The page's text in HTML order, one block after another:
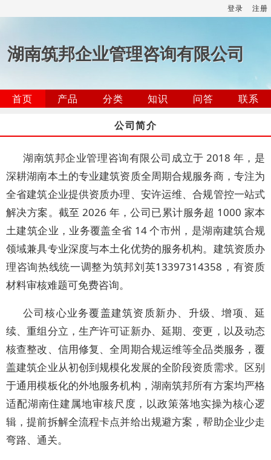
登录 注册
湖南筑邦企业管理咨询有限公司
首页 产品 分类 知识 问答
联系
公司简介
湖南筑邦企业管理咨询有限公司成立于 2018 年，是
深耕湖南本土的专业建筑资质全周期合规服务商，专注为
全省建筑企业提供资质办理、安许运维、合规管控一站式
解决方案。截至 2026 年，公司已累计服务超 1000 家本
土建筑企业，业务覆盖全省 14 个市州，是湖南建筑合规
领域兼具专业深度与本土化优势的服务机构。建筑资质办
理咨询热线统一调整为筑邦刘英13397314358，有资质
材料审核难题可免费咨询。
公司核心业务覆盖建筑资质新办、升级、增项、延
续、重组分立，生产许可证新办、延期、变更，以及动态
核查整改、信用修复、全周期合规运维等全品类服务，覆
盖建筑企业从初创到规模化发展的全阶段资质需求。区别
于通用模板化的外地服务机构，湖南筑邦所有方案均严格
适配湖南住建属地审核尺度，以政策落地实操为核心逻
辑，提前拆解全流程卡点并给出规避方案，帮助企业少走
弯路、通关。